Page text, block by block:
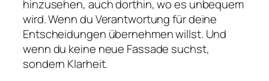
hinzusehen, auch dorthin, wo es unbequem
wird. Wenn du Verantwortung für deine
Entscheidungen übernehmen willst. Und
wenn du keine neue Fassade suchst,
sondern Klarheit.